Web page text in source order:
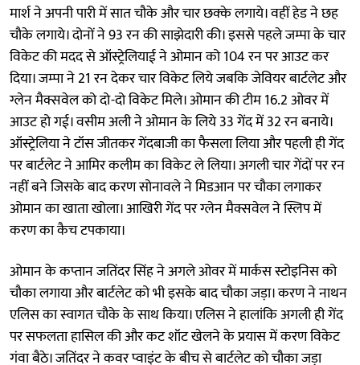
मार्श ने अपनी पारी में सात चौके और चार छक्के लगाये। वहीं हेड ने छह
चौके लगाये। दोनों ने 93 रन की साझेदारी की। इससे पहले जम्पा के चार
विकेट की मदद से ऑस्ट्रेलियाई ने ओमान को 104 रन पर आउट कर
दिया। जम्पा ने 21 रन देकर चार विकेट लिये जबकि जेवियर बार्टलेट और
ग्लेन मैक्सवेल को दो-दो विकेट मिले। ओमान की टीम 16.2 ओवर में
आउट हो गई। वसीम अली ने ओमान के लिये 33 गेंद में 32 रन बनाये।
ऑस्ट्रेलिया ने टॉस जीतकर गेंदबाजी का फैसला लिया और पहली ही गेंद
पर बार्टलेट ने आमिर कलीम का विकेट ले लिया। अगली चार गेंदों पर रन
नहीं बने जिसके बाद करण सोनावले ने मिडआन पर चौका लगाकर
ओमान का खाता खोला। आखिरी गेंद पर ग्लेन मैक्सवेल ने स्लिप में
करण का कैच टपकाया।
ओमान के कप्तान जतिंदर सिंह ने अगले ओवर में मार्कस स्टोइनिस को
चौका लगाया और बार्टलेट को भी इसके बाद चौका जड़ा। करण ने नाथन
एलिस का स्वागत चौके के साथ किया। एलिस ने हालांकि अगली ही गेंद
पर सफलता हासिल की और कट शॉट खेलने के प्रयास में करण विकेट
गंवा बैठे। जतिंदर ने कवर प्वाइंट के बीच से बार्टलेट को चौका जड़ा